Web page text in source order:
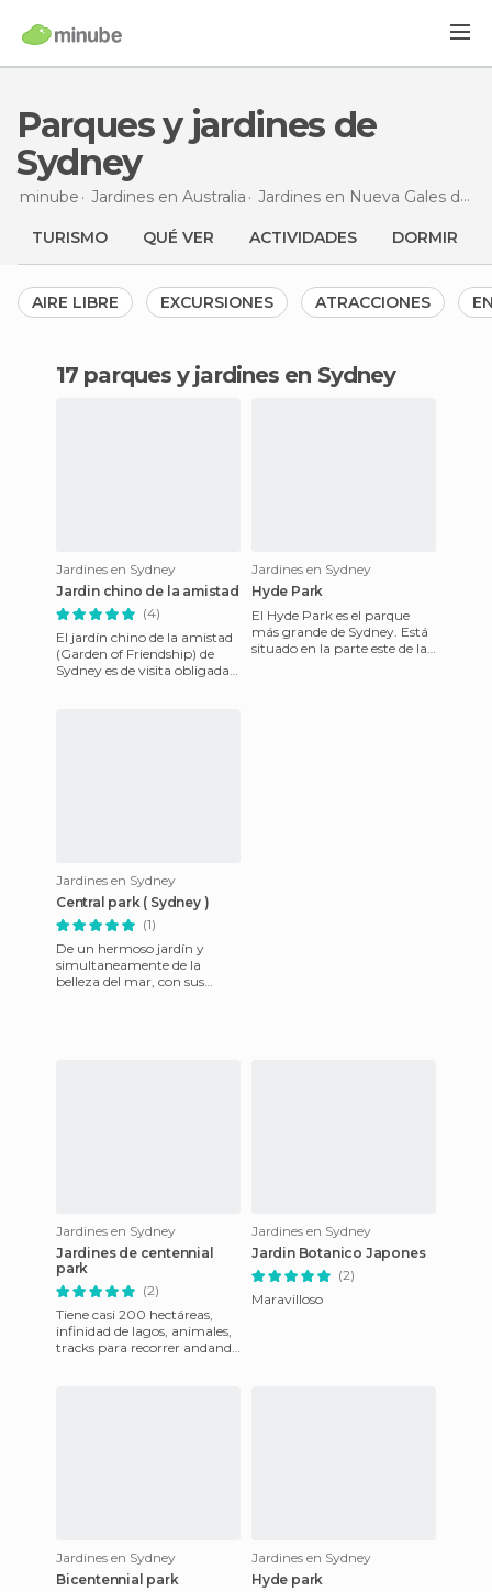
Parques y jardines de
Sydney
minube Jardines en Australia Jardines en Nueva Gales del Sur
TURISMO QUÉ VER ACTIVIDADES DORMIR
AIRE LIBRE EXCURSIONES ATRACCIONES
17 parques y jardines en Sydney
Jardines en Sydney
Jardin chino de la amistad
(4)
El jardín chino de la amistad
(Garden of Friendship) de
Sydney es de visita obligada
Jardines en Sydney
Hyde Park
El Hyde Park es el parque
más grande de Sydney. Está
situado en la parte este de la
Jardines en Sydney
Central park ( Sydney )
(1)
De un hermoso jardín y
simultaneamente de la
belleza del mar, con sus
Jardines en Sydney
Jardines de centennial
park
(2)
Tiene casi 200 hectáreas,
infinidad de lagos, animales,
tracks para recorrer andando
Jardines en Sydney
Jardin Botanico Japones
(2)
Maravilloso
Jardines en Sydney
Bicentennial park
Jardines en Sydney
Hyde park